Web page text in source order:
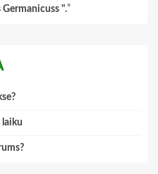
".”
laiku